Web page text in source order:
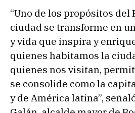
“Uno de los propósitos del
ciudad se transforme en
y vida que inspira y
quienes habitamos la
quienes nos visitan,
se consolide como la
y de América latina”,